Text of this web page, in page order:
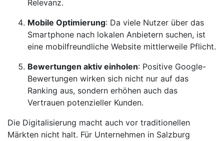
Relevanz.
Mobile Optimierung: Da viele Nutzer über das
Smartphone nach lokalen Anbietern suchen, ist
eine mobilfreundliche Website mittlerweile Pflicht.
Bewertungen aktiv einholen: Positive Google-
Bewertungen wirken sich nicht nur auf das
Ranking aus, sondern erhöhen auch das
Vertrauen potenzieller Kunden.
Die Digitalisierung macht auch vor traditionellen
Märkten nicht halt. Für Unternehmen in Salzburg